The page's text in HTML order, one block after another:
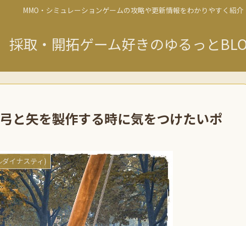
MMO・シミュレーションゲームの攻略や更新情報をわかりやすく紹介
採取・開拓ゲーム好きのゆるっと
と矢を製作する時に気をつけたいポ
イナスティ)